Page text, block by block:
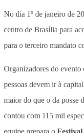
No dia 1º de janeiro de
centro de Brasília para
para o terceiro mandato
Organizadores do
pessoas devem ir à
maior do que o da posse
contou com 115 mil
equipe prepara o